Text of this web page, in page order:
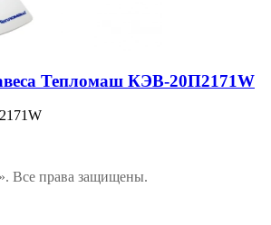
Тепломаш КЭВ-20П2171W
Все права защищены.